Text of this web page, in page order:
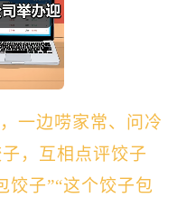
一边唠家常、问冷
，互相点评饺子
饺子”“这个饺子包